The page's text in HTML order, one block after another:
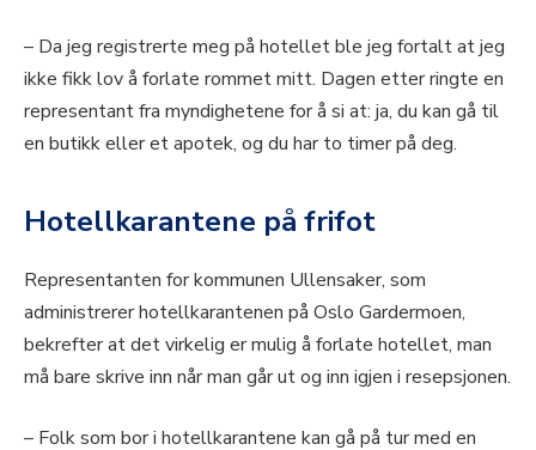
– Da jeg registrerte meg på hotellet ble jeg fortalt at jeg
ikke fikk lov å forlate rommet mitt. Dagen etter ringte en
representant fra myndighetene for å si at: ja, du kan gå til
en butikk eller et apotek, og du har to timer på deg.
Hotellkarantene på frifot
Representanten for kommunen Ullensaker, som
administrerer hotellkarantenen på Oslo Gardermoen,
bekrefter at det virkelig er mulig å forlate hotellet, man
må bare skrive inn når man går ut og inn igjen i resepsjonen.
– Folk som bor i hotellkarantene kan gå på tur med en